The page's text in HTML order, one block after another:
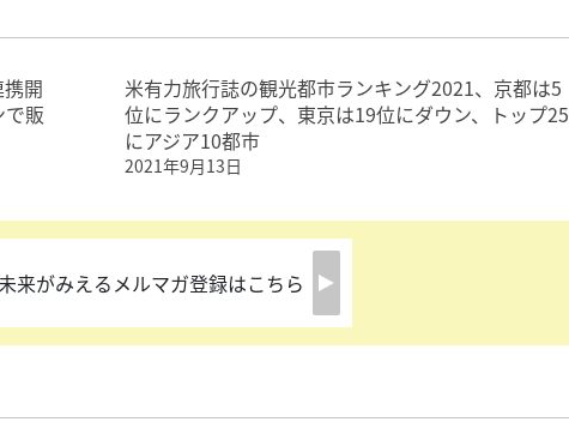
開
販
米有力旅行誌の観光都市ランキング2021、京都は5
位にランクアップ、東京は19位にダウン、トップ25
にアジア10都市
2021年9月13日
来がみえるメルマガ登録はこちら